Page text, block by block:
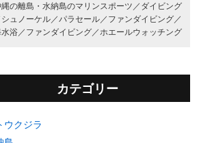
の離島・水納島のマリンスポーツ／ ダイビング
シュノーケル／ パラセール／ ファンダイビング／
浴／ ファンダイビング／ ホエールウォッチング
カテゴリー
ウクジラ